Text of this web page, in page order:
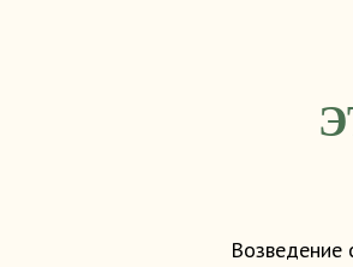
Возведение